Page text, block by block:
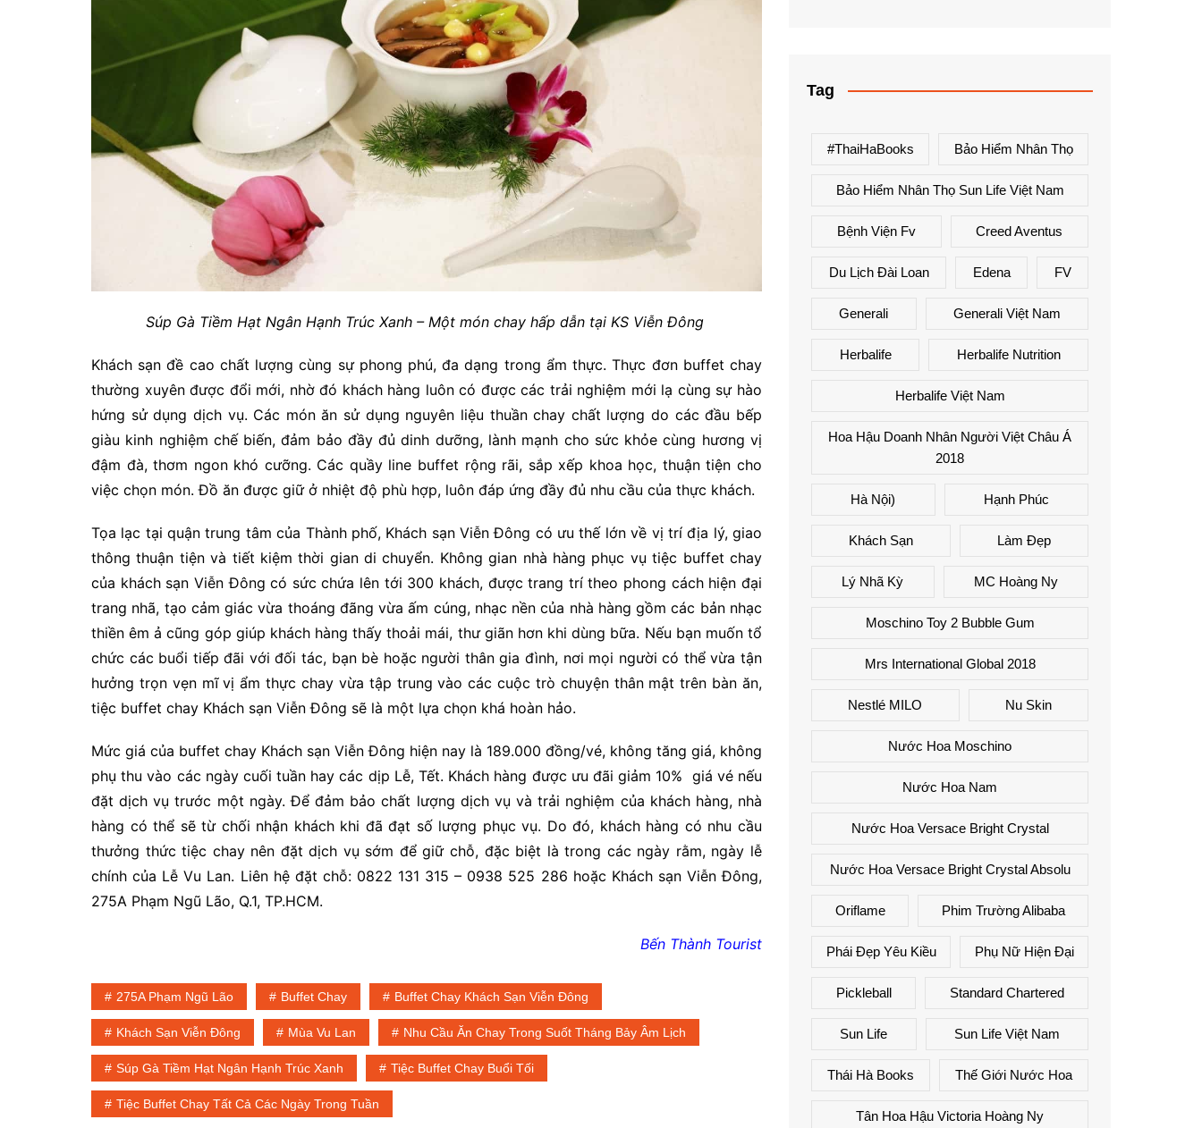
Súp Gà Tiềm Hạt Ngân Hạnh Trúc Xanh – Một món chay hấp dẫn tại KS Viễn Đông
Khách sạn đề cao chất lượng cùng sự phong phú, đa dạng trong ẩm thực. Thực đơn buffet chay
thường xuyên được đổi mới, nhờ đó khách hàng luôn có được các trải nghiệm mới lạ cùng sự hào
hứng sử dụng dịch vụ. Các món ăn sử dụng nguyên liệu thuần chay chất lượng do các đầu bếp
giàu kinh nghiệm chế biến, đảm bảo đầy đủ dinh dưỡng, lành mạnh cho sức khỏe cùng hương vị
đậm đà, thơm ngon khó cưỡng. Các quầy line buffet rộng rãi, sắp xếp khoa học, thuận tiện cho
việc chọn món. Đồ ăn được giữ ở nhiệt độ phù hợp, luôn đáp ứng đầy đủ nhu cầu của thực khách.
Tọa lạc tại quận trung tâm của Thành phố, Khách sạn Viễn Đông có ưu thế lớn về vị trí địa lý, giao
thông thuận tiện và tiết kiệm thời gian di chuyển. Không gian nhà hàng phục vụ tiệc buffet chay
của khách sạn Viễn Đông có sức chứa lên tới 300 khách, được trang trí theo phong cách hiện đại
trang nhã, tạo cảm giác vừa thoáng đãng vừa ấm cúng, nhạc nền của nhà hàng gồm các bản nhạc
thiền êm ả cũng góp giúp khách hàng thấy thoải mái, thư giãn hơn khi dùng bữa. Nếu bạn muốn tổ
chức các buổi tiếp đãi với đối tác, bạn bè hoặc người thân gia đình, nơi mọi người có thể vừa tận
hưởng trọn vẹn mĩ vị ẩm thực chay vừa tập trung vào các cuộc trò chuyện thân mật trên bàn ăn,
tiệc buffet chay Khách sạn Viễn Đông sẽ là một lựa chọn khá hoàn hảo.
Mức giá của buffet chay Khách sạn Viễn Đông hiện nay là 189.000 đồng/vé, không tăng giá, không
phụ thu vào các ngày cuối tuần hay các dịp Lễ, Tết. Khách hàng được ưu đãi giảm 10% giá vé nếu
đặt dịch vụ trước một ngày. Để đảm bảo chất lượng dịch vụ và trải nghiệm của khách hàng, nhà
hàng có thể sẽ từ chối nhận khách khi đã đạt số lượng phục vụ. Do đó, khách hàng có nhu cầu
thưởng thức tiệc chay nên đặt dịch vụ sớm để giữ chỗ, đặc biệt là trong các ngày rằm, ngày lễ
chính của Lễ Vu Lan. Liên hệ đặt chỗ: 0822 131 315 – 0938 525 286 hoặc Khách sạn Viễn Đông,
275A Phạm Ngũ Lão, Q.1, TP.HCM.
Bến Thành Tourist
275A Phạm Ngũ Lão Buffet Chay Buffet Chay Khách Sạn Viễn Đông
Khách Sạn Viễn Đông Mùa Vu Lan Nhu Cầu Ăn Chay Trong Suốt Tháng Bảy Âm Lịch
Súp Gà Tiềm Hạt Ngân Hạnh Trúc Xanh Tiệc Buffet Chay Buổi Tối
Tiệc Buffet Chay Tất Cả Các Ngày Trong Tuần
Tag
#ThaiHaBooks Bảo Hiểm Nhân Thọ
Bảo Hiểm Nhân Thọ Sun Life Việt Nam
Bệnh Viện Fv Creed Aventus
Du Lịch Đài Loan Edena FV
Generali Generali Việt Nam
Herbalife Herbalife Nutrition
Herbalife Việt Nam
Hoa Hậu Doanh Nhân Người Việt Châu Á
2018
Hà Nội) Hạnh Phúc
Khách Sạn Làm Đẹp
Lý Nhã Kỳ MC Hoàng Ny
Moschino Toy 2 Bubble Gum
Mrs International Global 2018
Nestlé MILO Nu Skin
Nước Hoa Moschino
Nước Hoa Nam
Nước Hoa Versace Bright Crystal
Nước Hoa Versace Bright Crystal Absolu
Oriflame Phim Trường Alibaba
Phái Đẹp Yêu Kiều Phụ Nữ Hiện Đại
Pickleball Standard Chartered
Sun Life Sun Life Việt Nam
Thái Hà Books Thế Giới Nước Hoa
Tân Hoa Hậu Victoria Hoàng Ny